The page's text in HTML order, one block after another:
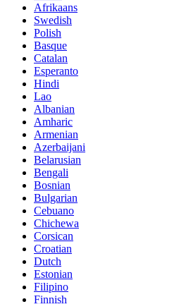
Afrikaans
Swedish
Polish
Basque
Catalan
Esperanto
Hindi
Lao
Albanian
Amharic
Armenian
Azerbaijani
Belarusian
Bengali
Bosnian
Bulgarian
Cebuano
Chichewa
Corsican
Croatian
Dutch
Estonian
Filipino
Finnish